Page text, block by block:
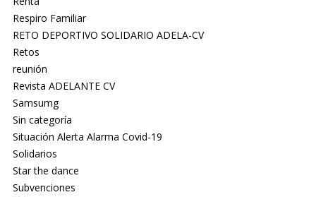
Respiro Familiar
RETO DEPORTIVO SOLIDARIO ADELA-CV
Retos
reunión
Revista ADELANTE CV
Samsumg
Sin categoría
Situación Alerta Alarma Covid-19
Solidarios
Star the dance
Subvenciones